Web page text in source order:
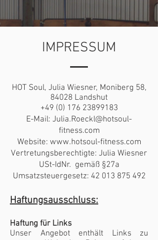
IMPRESSUM
HOT Soul, Julia Wiesner, Moniberg 58,
84028 Landshut
+49 (0) 176 23899183
E-Mail: Julia.Roeckl@hotsoul-
fitness.com
Website: www.hotsoul-fitness.com
Vertretungsberechtigte: Julia Wiesner
USt-IdNr. gemäß §27a
Umsatzsteuergesetz: 42 013 875 492
Haftungsausschluss:
Haftung für Links
Unser Angebot enthält Links zu